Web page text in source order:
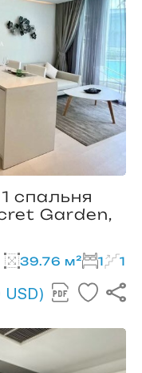
спальня
Garden,
39.76 м² 1 1